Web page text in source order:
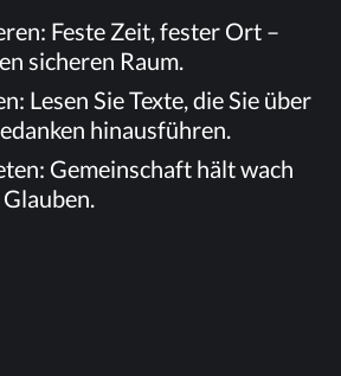
Fes­te Zeit, fes­ter Ort –
si­che­ren Raum.
Le­sen Sie Tex­te, die Sie über
hinausführen.
Ge­mein­schaft hält wach